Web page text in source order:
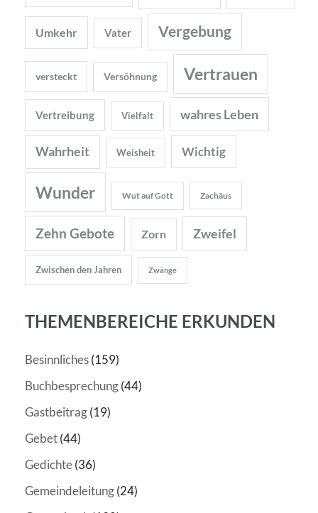
Umkehr Vater Vergebung
versteckt Versöhnung Vertrauen
Vertreibung Vielfalt wahres Leben
Wahrheit Weisheit Wichtig
Wunder Wut auf Gott Zachäus
Zehn Gebote Zorn Zweifel
Zwischen den Jahren Zwänge
THEMENBEREICHE ERKUNDEN
Besinnliches(159)
Buchbesprechung(44)
Gastbeitrag(19)
Gebet(44)
Gedichte(36)
Gemeindeleitung(24)